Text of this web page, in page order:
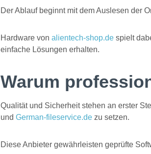
Der Ablauf beginnt mit dem Auslesen der
Hardware von alientech-shop.de spielt
einfache Lösungen erhalten.
Warum
Qualität und Sicherheit stehen an erster
und German-fileservice.de zu setzen.
Diese Anbieter gewährleisten geprüfte